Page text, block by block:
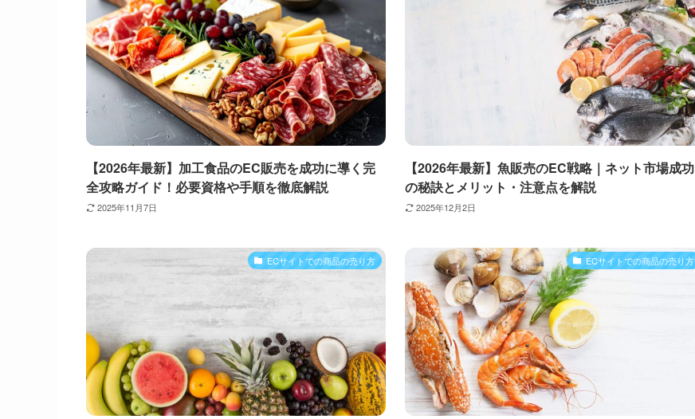
【2026年最新】加工食品のEC販売を成功に導く完
全攻略ガイド！必要資格や手順を徹底解説
2025年11月7日
【2026年最新】魚販売のEC戦略｜ネット市場成功
の秘訣とメリット・注意点を解説
2025年12月2日
ECサイトでの商品の売り方 ECサイトでの商品の売り方